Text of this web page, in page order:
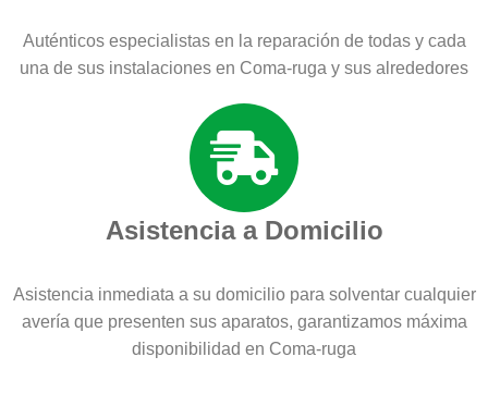
Auténticos especialistas en la reparación de todas y cada
una de sus instalaciones en Coma-ruga y sus alrededores
Asistencia a Domicilio
Asistencia inmediata a su domicilio para solventar cualquier
avería que presenten sus aparatos, garantizamos máxima
disponibilidad en Coma-ruga